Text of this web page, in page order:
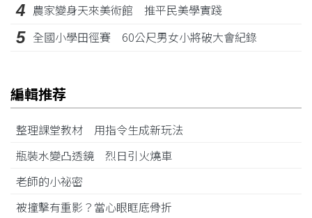
4 農家變身天來美術館 推平民美學實踐
5 全國小學田徑賽 60公尺男女小將破大會紀錄
編輯推荐
整理課堂教材 用指令生成新玩法
瓶裝水變凸透鏡 烈日引火燒車
老師的小祕密
被撞擊有重影？當心眼眶底骨折